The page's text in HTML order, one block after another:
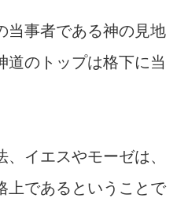
当事者である神の見地
道のトップは格下に当
イエスやモーゼは、
上であるということで